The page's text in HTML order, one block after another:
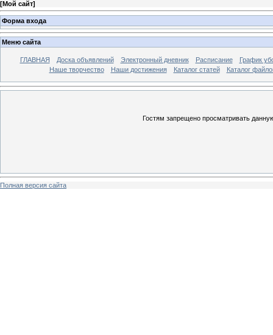
[Мой сайт]
Форма входа
Меню сайта
ГЛАВНАЯ Доска объявлений Электронный дневник Расписание
График
Наше творчество
Наши достижения Каталог статей Каталог
Гостям запрещено просматривать
Полная версия сайта